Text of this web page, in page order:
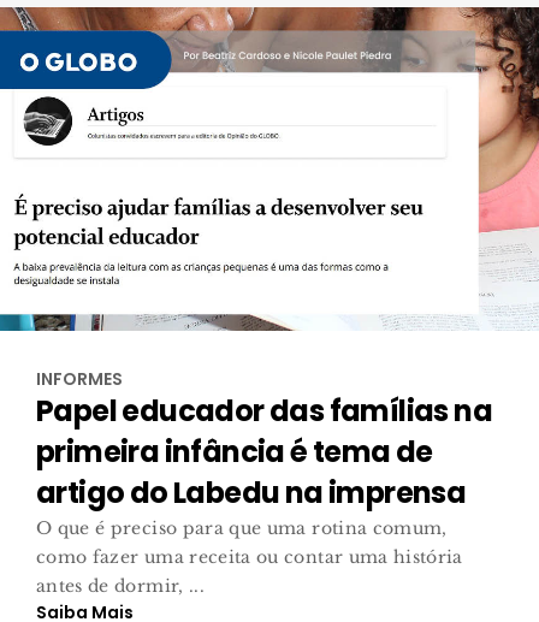
INFORMES
Papel educador das famílias na
primeira infância é tema de
artigo do Labedu na imprensa
O que é preciso para que uma rotina comum,
como fazer uma receita ou contar uma história
antes de dormir, ...
Saiba Mais